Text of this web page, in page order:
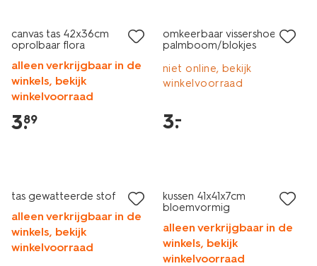
canvas tas 42x36cm
oprolbaar flora
alleen verkrijgbaar in de
winkels, bekijk
winkelvoorraad
3.
89
omkeerbaar vissershoedje
palmboom/blokjes
niet online, bekijk
winkelvoorraad
3.
–
tas gewatteerde stof
alleen verkrijgbaar in de
winkels, bekijk
winkelvoorraad
kussen 41x41x7cm
bloemvormig
alleen verkrijgbaar in de
winkels, bekijk
winkelvoorraad